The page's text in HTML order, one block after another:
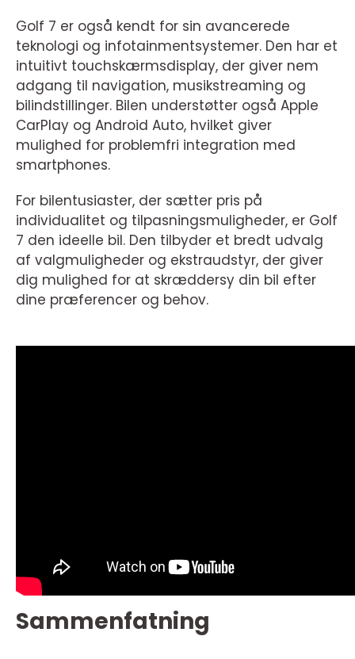
Golf 7 er også kendt for sin avancerede
teknologi og infotainmentsystemer. Den har et
intuitivt touchskærmsdisplay, der giver nem
adgang til navigation, musikstreaming og
bilindstillinger. Bilen understøtter også Apple
CarPlay og Android Auto, hvilket giver
mulighed for problemfri integration med
smartphones.
For bilentusiaster, der sætter pris på
individualitet og tilpasningsmuligheder, er Golf
7 den ideelle bil. Den tilbyder et bredt udvalg
af valgmuligheder og ekstraudstyr, der giver
dig mulighed for at skræddersy din bil efter
dine præferencer og behov.
Sammenfatning